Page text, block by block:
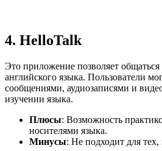
4. HelloTalk
Это приложение позволяет общаться
английского языка. Пользователи
сообщениями, аудиозаписями и
изучении языка.
Плюсы: Возможность
носителями языка.
Минусы: Не подходит для тех,